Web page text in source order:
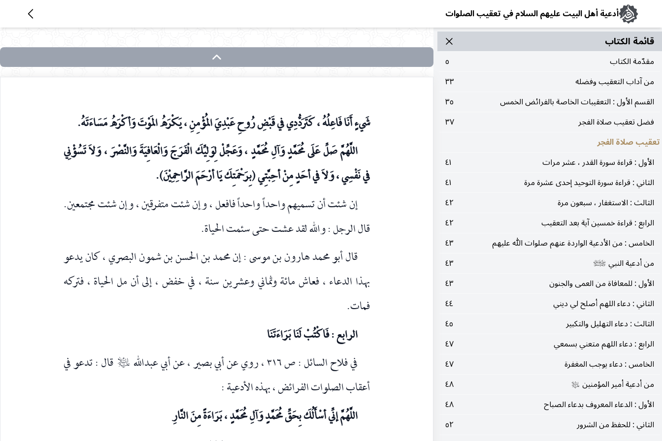
أدعية أهل البيت عليهم السلام في تعقيب الصلوات
قائمة الکتاب
مقدّمة الكتاب
٥
من آداب التعقيب وفضله
٣٣
القسم الأول : التعقيبات الخاصة بالفرائض الخمس
٣٥
فضل تعقيب صلاة الفجر
٣٧
تعقيب صلاة الفجر
الأول : قراءة سورة القدر ، عشر مرات
٤١
الثاني : قراءة سورة التوحيد إحدى عشرة مرة
٤١
الثالث : الاستغفار ، سبعون مرة
٤٢
الرابع : قراءة خمسين آية بعد التعقيب
٤٢
الخامس : من الأدعية الواردة عنهم صلوات الله عليهم
٤٣
من أدعية النبي صلى‌الله‌عليه‌وآله‌وسلم
٤٣
الأول : للمعافاة من العمى والجنون
٤٣
الثاني : دعاء اللهم أصلح لي ديني
٤٤
الثالث : دعاء التهليل والتكبير
٤٥
الرابع : دعاء اللهم متعني بسمعي
٤٧
الخامس : دعاء يوجب المغفرة
٤٧
من أدعية أمير المؤمنين عليه‌السلام
٤٨
الأول : الدعاء المعروف بدعاء الصباح
٤٨
الثاني : للحفظ من الشرور
٥٢
البحث
البحث
في
شَيءٍ أَنَا فَاعِلُهُ ، كَتَرَدُّدِي في قَبْضِ رُوحِ عَبْدِيَ المُؤْمِنِ ، يَكْرَهُ المَوْتَ وَأكْرَهُ مَسَاءَتَهُ.
اللَّهُمَّ صَلِّ عَلَى مُحَمَّدٍ وَآلِ مُحَمَّدٍ ، وَعَجِّلْ لِوَلِيِّكَ الْفَرَجَ وَالْعَافِيَةَ وَالنَّصْرَ ، وَلاَ تَسُؤْنِي
في نَفْسِي ، وَلاَ في أحَدٍ مِنْ أحِبَّتِي (بِرَحْمَتِكَ يَا أرْحَمَ الرَّاحِمِيْنَ).
إن شئت أن تسميهم واحداً واحداً فافعل ، وإن شئت متفرقين ، وإن شئت مجتمعين.
قال الرجل : والله لقد عشت حتى سئمت الحياة.
قال أبو محمد هارون بن موسى : إن محمد بن الحسن بن شمون البصري ، كان يدعو
بهذا الدعاء ، فعاش مائة وثماني وعشرين سنة ، في خفض ، إلى أن مل الحياة ، فتركه
فمات.
الرابع : فَاكْتُبْ لَنَا بَرَاءَتَنَا
في فلاح السائل : ص ٣١٦ ، روي عن أبي بصير ، عن أبي عبدالله
عليه‌السلام قال : تدعو في
أعقاب الصلوات الفرائض ، بهذه الأدعية :
اللَّهُمَّ إنِّي أسْأَلُكَ بِحَقِّ مُحَمَّدٍ وَآلِ مُحَمَّدٍ ، بَرَاءَةً مِنَ النَّارِ